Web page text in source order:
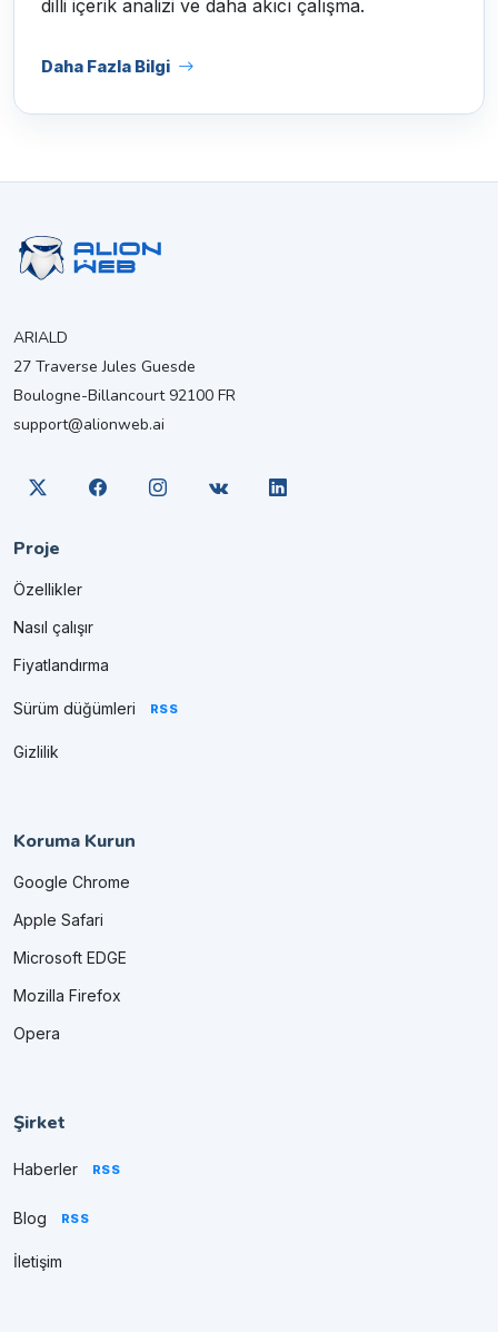
dilli içerik analizi ve daha akıcı çalışma.
Daha Fazla Bilgi
ARIALD
27 Traverse Jules Guesde
Boulogne-Billancourt 92100 FR
support@alionweb.ai
Proje
Özellikler
Nasıl çalışır
Fiyatlandırma
Sürüm düğümleri RSS
Gizlilik
Koruma Kurun
Google Chrome
Apple Safari
Microsoft EDGE
Mozilla Firefox
Opera
Şirket
Haberler RSS
Blog RSS
İletişim